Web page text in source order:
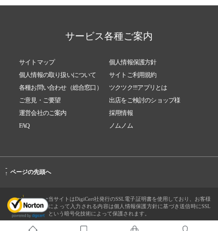
サービス各種ご案内
サイトマップ
個人情報保護方針
個人情報の取り扱いについて
サイトご利用規約
各種お問い合わせ（総合窓口）
ツクツク!!!アプリとは
ご意見・ご要望
出店をご検討のショップ様
運営会社のご案内
採用情報
FAQ
ノムノム
-
↑ ページの先頭へ
当サイトはDigiCert社発行のSSL電子証明書を使用しており、お客様
によって入力される内容は個人情報保護方針に基づき送信時にSSL
という暗号化技術によって保護されます。